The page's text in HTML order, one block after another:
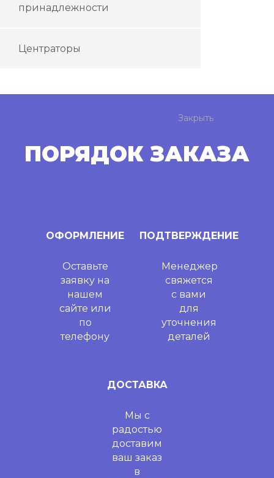
принадлежности
Центраторы
Закрыть
ПОРЯДОК ЗАКАЗА
ОФОРМЛЕНИЕ
Оставьте
заявку на
нашем
сайте или
по
телефону
ПОДТВЕРЖДЕНИЕ
Менеджер
свяжется
с вами
для
уточнения
деталей
ДОСТАВКА
Мы с
радостью
доставим
ваш заказ
в